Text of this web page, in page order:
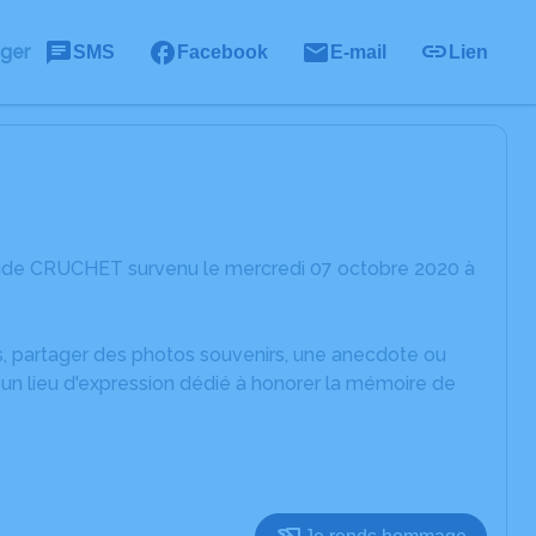
SMS Facebook E-mail Lien
CRUCHET survenu le mercredi 07 octobre 2020 à
partager des photos souvenirs, une anecdote ou
lieu d'expression dédié à honorer la mémoire de